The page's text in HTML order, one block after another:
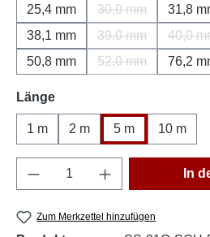
25,4 mm 30,0 mm
(Diese Option ist
31,8
38,1 mm 39,0 mm
(Diese Option ist
40,0
50,8 mm 52,0 mm
(Diese Option ist
76,2
Längeauswählen
1 m 2 m 5 m 10 m
Produkt Anzahl: Gib In
Zum Merkzettel hinzufügen